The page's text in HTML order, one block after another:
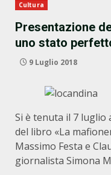
Cultura
Presentazione
uno stato
9 Luglio 2018
Si è tenuta il 7 luglio
del libro «La
Massimo Festa e
giornalista Simona